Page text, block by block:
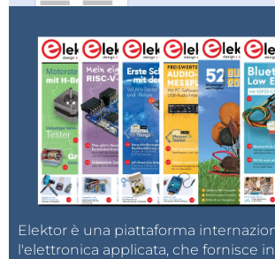
Elektor è una piattaforma
l'elettronica applicata, che fornisce